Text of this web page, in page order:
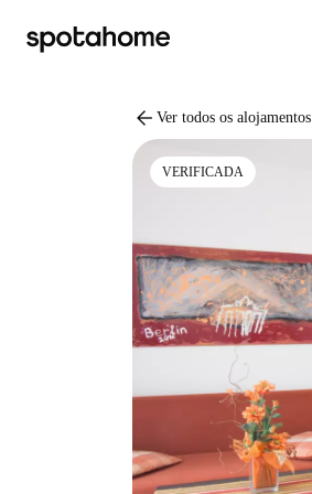
arrow_back Ver todos os alojamentos
VERIFICADA